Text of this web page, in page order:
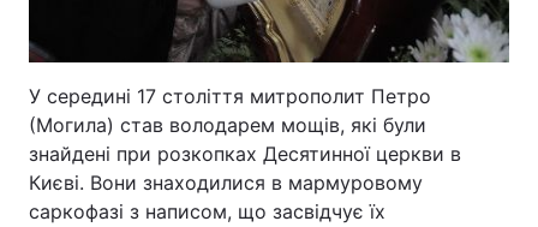
У середині 17 століття митрополит Петро
(Могила) став володарем мощів, які були
знайдені при розкопках Десятинної церкви в
Києві. Вони знаходилися в мармуровому
саркофазі з написом, що засвідчує їх